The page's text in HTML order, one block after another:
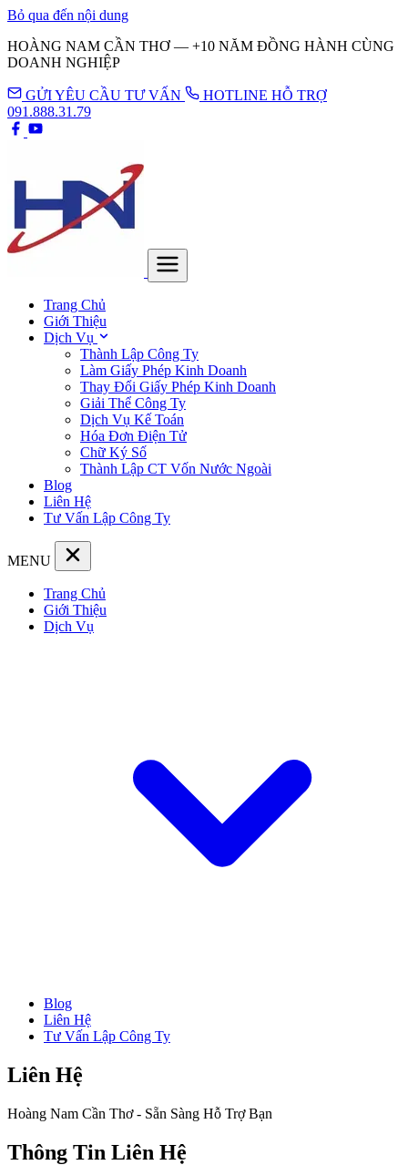
Bỏ qua đến nội dung
HOÀNG NAM CẦN THƠ — +10 NĂM ĐỒNG HÀNH CÙNG
DOANH NGHIỆP
GỬI YÊU CẦU TƯ VẤN
HOTLINE HỖ TRỢ
091.888.31.79
Trang Chủ
Giới Thiệu
Dịch Vụ
Thành Lập Công Ty
Làm Giấy Phép Kinh Doanh
Thay Đổi Giấy Phép Kinh Doanh
Giải Thể Công Ty
Dịch Vụ Kế Toán
Hóa Đơn Điện Tử
Chữ Ký Số
Thành Lập CT Vốn Nước Ngoài
Blog
Liên Hệ
Tư Vấn Lập Công Ty
MENU
Trang Chủ
Giới Thiệu
Dịch Vụ
Thành Lập Công Ty
Làm Giấy Phép Kinh Doanh
Giải Thể Công Ty
Dịch Vụ Kế Toán
Chữ Ký Số
Blog
Liên Hệ
Tư Vấn Lập Công Ty
Liên Hệ
Hoàng Nam Cần Thơ - Sẵn Sàng Hỗ Trợ Bạn
Thông Tin Liên Hệ